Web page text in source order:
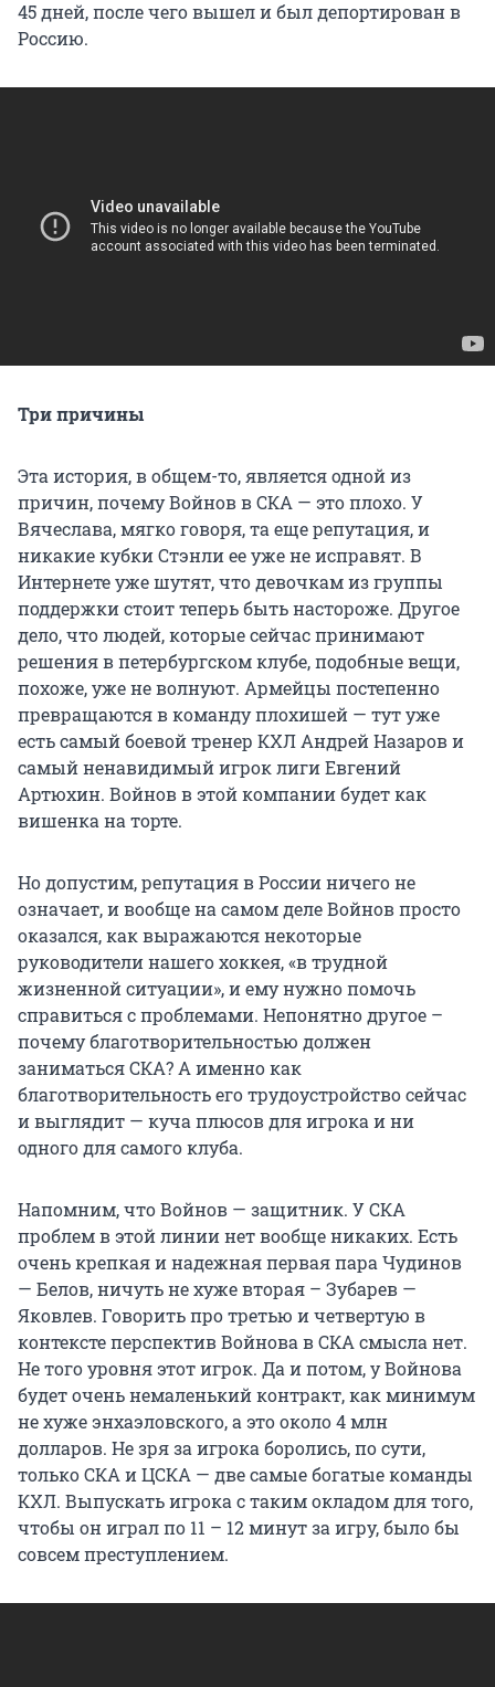
45 дней, после чего вышел и был депортирован в
Россию.
Три причины
Эта история, в общем-то, является одной из
причин, почему Войнов в СКА — это плохо. У
Вячеслава, мягко говоря, та еще репутация, и
никакие кубки Стэнли ее уже не исправят. В
Интернете уже шутят, что девочкам из группы
поддержки стоит теперь быть настороже. Другое
дело, что людей, которые сейчас принимают
решения в петербургском клубе, подобные вещи,
похоже, уже не волнуют. Армейцы постепенно
превращаются в команду плохишей — тут уже
есть самый боевой тренер КХЛ Андрей Назаров и
самый ненавидимый игрок лиги Евгений
Артюхин. Войнов в этой компании будет как
вишенка на торте.
Но допустим, репутация в России ничего не
означает, и вообще на самом деле Войнов просто
оказался, как выражаются некоторые
руководители нашего хоккея, «в трудной
жизненной ситуации», и ему нужно помочь
справиться с проблемами. Непонятно другое –
почему благотворительностью должен
заниматься СКА? А именно как
благотворительность его трудоустройство сейчас
и выглядит — куча плюсов для игрока и ни
одного для самого клуба.
Напомним, что Войнов — защитник. У СКА
проблем в этой линии нет вообще никаких. Есть
очень крепкая и надежная первая пара Чудинов
— Белов, ничуть не хуже вторая – Зубарев —
Яковлев. Говорить про третью и четвертую в
контексте перспектив Войнова в СКА смысла нет.
Не того уровня этот игрок. Да и потом, у Войнова
будет очень немаленький контракт, как минимум
не хуже энхаэловского, а это около 4 млн
долларов. Не зря за игрока боролись, по сути,
только СКА и ЦСКА — две самые богатые команды
КХЛ. Выпускать игрока с таким окладом для того,
чтобы он играл по 11 – 12 минут за игру, было бы
совсем преступлением.